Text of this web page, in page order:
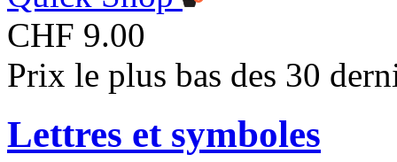
CHF 9.00
Prix le plus bas des 30
Lettres et symboles